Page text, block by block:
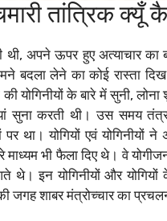
तांत्रिक क्यूँ
थी, अपने ऊपर हुए अत्याचार
बदला लेने का कोई रास्ता दिख
की योगिनीयों के बारे में सुनी,
सुना करती थी। उस समय
पर था। योगियों एवं योगिनीयों
माध्यम भी फैला दिए थे। वे
थे। इन योगिनीयों और
जगह शाबर मंत्रोच्चार का